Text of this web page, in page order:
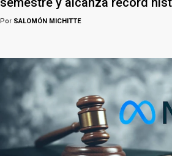
Por SALOMÓN MICHITTE